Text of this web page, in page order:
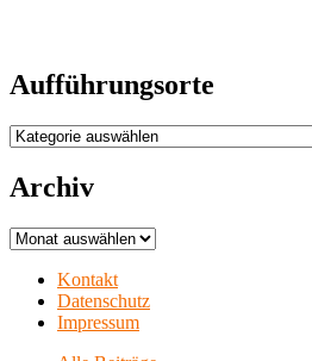
Aufführungsorte
Aufführungsorte
Archiv
Archiv
Kontakt
Datenschutz
Impressum